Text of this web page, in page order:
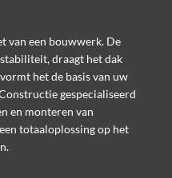
van een bouwwerk. De
draagt het dak
het de basis van uw
gespecialiseerd
en monteren van
totaaloplossing op het